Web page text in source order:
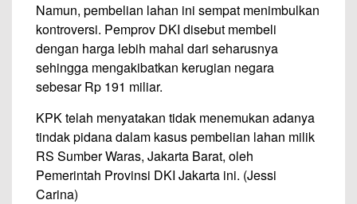
Namun, pembelian lahan ini sempat menimbulkan
kontroversi. Pemprov DKI disebut membeli
dengan harga lebih mahal dari seharusnya
sehingga mengakibatkan kerugian negara
sebesar Rp 191 miliar.
KPK telah menyatakan tidak menemukan adanya
tindak pidana dalam kasus pembelian lahan milik
RS Sumber Waras, Jakarta Barat, oleh
Pemerintah Provinsi DKI Jakarta ini. (Jessi
Carina)